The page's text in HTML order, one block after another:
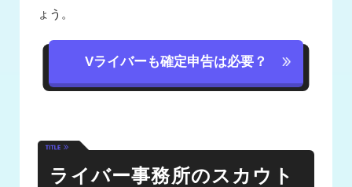
ょう。
Vライバーも確定申告は必要？
ライバー事務所のスカウト